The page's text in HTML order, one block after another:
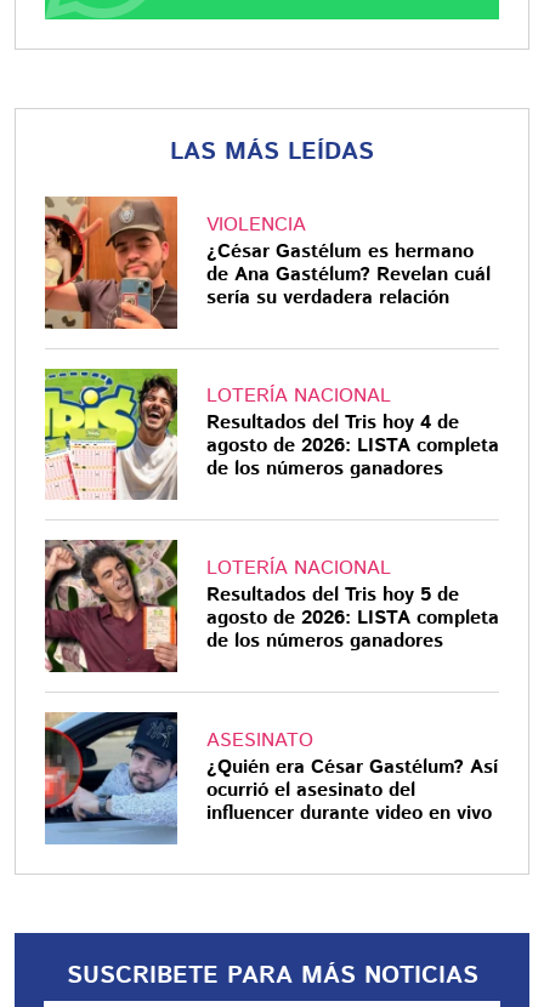
LAS MÁS LEÍDAS
VIOLENCIA
¿César Gastélum es hermano
de Ana Gastélum? Revelan cuál
sería su verdadera relación
LOTERÍA NACIONAL
Resultados del Tris hoy 4 de
agosto de 2026: LISTA completa
de los números ganadores
LOTERÍA NACIONAL
Resultados del Tris hoy 5 de
agosto de 2026: LISTA completa
de los números ganadores
ASESINATO
¿Quién era César Gastélum? Así
ocurrió el asesinato del
influencer durante video en vivo
SUSCRIBETE PARA MÁS NOTICIAS